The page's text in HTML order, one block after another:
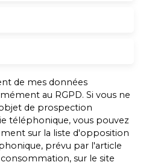
de mes données
au RGPD. Si vous ne
de prospection
téléphonique, vous pouvez
sur la liste d'opposition
prévu par l'article
consommation, sur le site